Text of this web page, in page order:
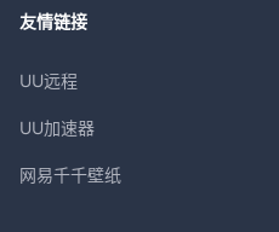
友情链接
UU远程
UU加速器
网易千千壁纸